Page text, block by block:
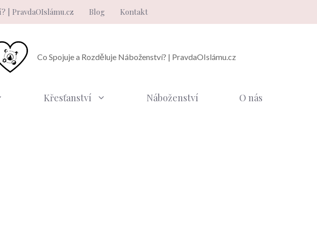
| PravdaOIslámu.cz Blog Kontakt
Co Spojuje a Rozděluje Náboženství? | PravdaOIslámu.cz
Křesťanství Náboženství O nás